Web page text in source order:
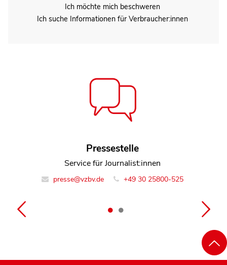
Ich möchte mich beschweren
Ich suche Informationen für Verbraucher:innen
Pressestelle
Service für Journalist:innen
presse@vzbv.de +49 30 25800-525
Henning Fischer
Referent Team Sammelklagen
info@vzbv.de +49 30 25800-0